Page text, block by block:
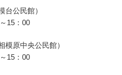
台公民館）
15：00
模原中央公民館）
15：00